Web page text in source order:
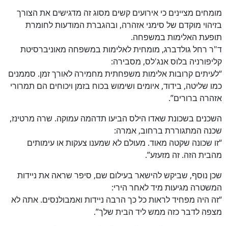
מומחים מציינים כי אירועים קשים מסוג זה מדגישים את הצורך
בזיהוי מוקדם של סימני אזהרה, ובהגברת המודעות לחומרת
תופעת האלימות במשפחה.
ד"ר רחל גולדברג, מומחית לאלימות במשפחה מאוניברסיטת
קליפורניה בלוס אנג'לס, מסבירה:
“לעיתים קרובות אלימות משפחתית מחמירה לאורך זמן. סממנים
כמו שליטה, בידוד, איומים ושימוש בכוח בזמן ויכוחים הם תמרורי
אזהרה ברורים”.
השכנים בשכונת שאדו הילס הביעו תדהמה עמוקה. שרה מרטינז,
שכנה המתגוררת ברחוב, אמרה:
“זו שכונה שקטה מאוד. מעולם לא שמענו צעקות או עימותים
מהבית הזה. זה מזעזע”.
שכן נוסף, שביקש להישאר בעילום שם, סיפר שראה את ניידות
המשטרה מגיעות מיד לאחר הירי:
“זה היה מפחיד לראות כל כך הרבה ניידות ואמבולנסים. אתה לא
מצפה לדבר כזה ממש ליד הבית שלך”.